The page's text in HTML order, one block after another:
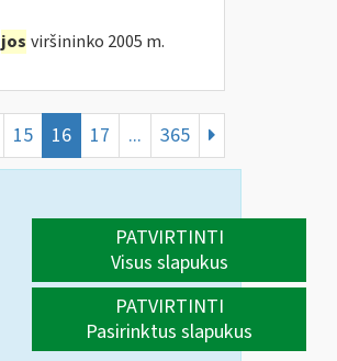
jos viršininko 2005 m.
15 16 17 ... 365
PATVIRTINTI
Visus slapukus
PATVIRTINTI
Pasirinktus slapukus